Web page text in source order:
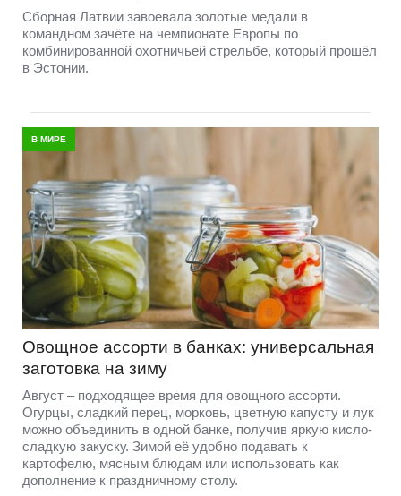
Сборная Латвии завоевала золотые медали в
командном зачёте на чемпионате Европы по
комбинированной охотничьей стрельбе, который прошёл
в Эстонии.
В МИРЕ
Овощное ассорти в банках: универсальная
заготовка на зиму
Август – подходящее время для овощного ассорти.
Огурцы, сладкий перец, морковь, цветную капусту и лук
можно объединить в одной банке, получив яркую кисло-
сладкую закуску. Зимой её удобно подавать к
картофелю, мясным блюдам или использовать как
дополнение к праздничному столу.